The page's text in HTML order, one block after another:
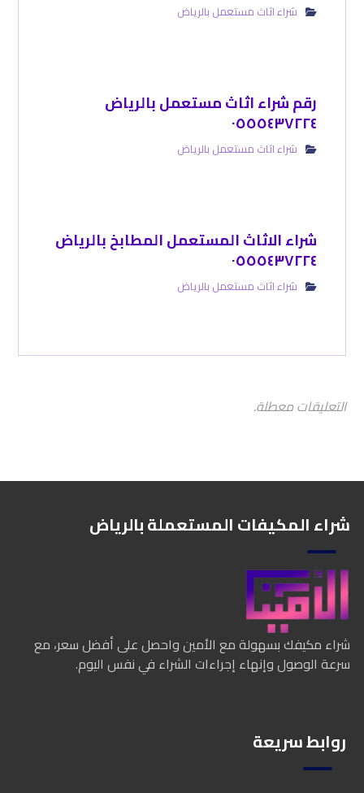
شراء اثاث مستعمل بالرياض
رقم شراء اثاث مستعمل بالرياض
٠٥٥٥٤٣٧٢٢٤
شراء اثاث مستعمل بالرياض
شراء الاثاث المستعمل المطابخ بالرياض
٠٥٥٥٤٣٧٢٢٤
شراء اثاث مستعمل بالرياض
التعليقات معطلة.
شراء المكيفات المستعملة بالرياض
شراء مكيفك بسهولة مع الأمين واحصل على أفضل سعر، مع
سرعة الوصول وإنهاء إجراءات الشراء في نفس اليوم.
روابط سريعة